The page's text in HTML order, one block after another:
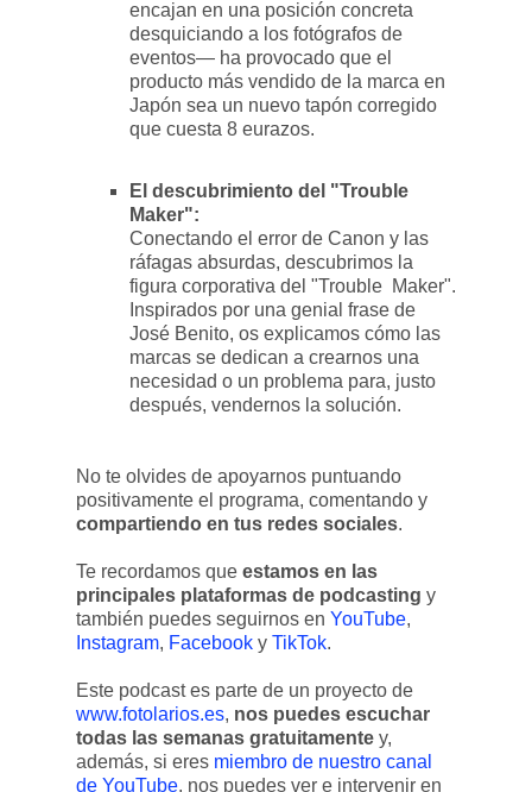
encajan en una posición concreta
desquiciando a los fotógrafos de
eventos— ha provocado que el
producto más vendido de la marca en
Japón sea un nuevo tapón corregido
que cuesta 8 eurazos.
El descubrimiento del "Trouble
Maker":
Conectando el error de Canon y las
ráfagas absurdas, descubrimos la
figura corporativa del "Trouble Maker".
Inspirados por una genial frase de
José Benito, os explicamos cómo las
marcas se dedican a crearnos una
necesidad o un problema para, justo
después, vendernos la solución.
No te olvides de apoyarnos puntuando
positivamente el programa, comentando y
compartiendo en tus redes sociales.
Te recordamos que estamos en las
principales plataformas de podcasting y
también puedes seguirnos en YouTube,
Instagram, Facebook y TikTok.
Este podcast es parte de un ⁠⁠⁠⁠⁠⁠⁠⁠⁠⁠⁠⁠⁠⁠⁠⁠⁠⁠⁠⁠⁠proyecto de
⁠⁠⁠⁠www.fotolarios.es⁠⁠⁠⁠⁠⁠⁠⁠⁠⁠⁠⁠⁠⁠⁠⁠⁠⁠⁠⁠⁠⁠⁠⁠⁠, nos puedes escuchar
todas las semanas gratuitamente y,
además, si eres miembro de nuestro canal
de YouTube, nos puedes ver e intervenir en